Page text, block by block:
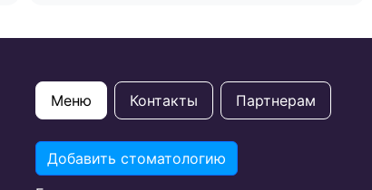
Меню Контакты Партнерам
Добавить стоматологию